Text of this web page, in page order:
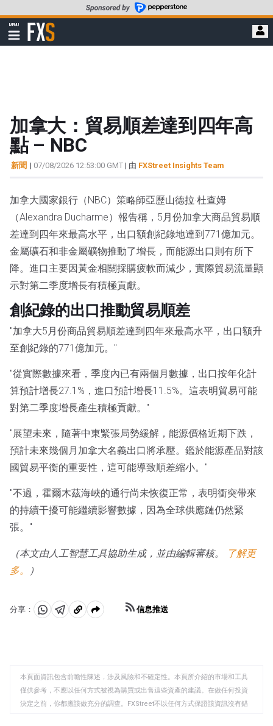
至
要
MENU
顯
示
FXStreet
加拿大：貿易順差達到四年高
點 – NBC
新聞 | 07/08/2026 12:53:00 GMT | 由 FXStreet Insights Team
加拿大國家銀行（NBC）策略師亞歷山德拉·杜查姆
（Alexandra Ducharme）報告稱，5月份加拿大商品貿易順
差達到四年來最高水平，出口額創紀錄地達到771億加元。
金屬礦石和非金屬礦物推動了增長，而能源出口則有所下
降。進口主要因黃金相關採購疲軟而減少，實際貿易流量顯
示對第二季度增長有積極貢獻。
創紀錄的出口推動貿易順差
"加拿大5月份商品貿易順差達到四年來最高水平，出口額升
至創紀錄的771億加元。"
"從實際數據來看，季度內已有兩個月數據，出口按年化計
算預計增長27.1%，進口預計增長11.5%。這表明貿易可能
對第二季度增長產生積極貢獻。"
"展望未來，隨著中東緊張局勢緩解，能源價格近期下跌，
預計未來幾個月加拿大名義出口將承壓。鑑於能源產品對該
國貿易平衡的重要性，這可能導致順差縮小。"
"不過，霍爾木茲海峽的通行尚未恢復正常，表明衝突帶來
的持續干擾可能繼續影響數據，因為全球供應鏈仍然緊
張。"
（本文由人工智慧工具協助生成，並由編輯審核。
了解更
多。
）
分享：
分 分 複
板
信息推送
本頁面資訊包含前瞻性陳述，涉及風險和不確定性。本頁所介紹的市場和工具
僅供參考，不應以任何方式被視為購買或出售這些資產的建議。在做任何投資
決定之前，你都應該做充分的調查。FXStreet不以任何方式保證該資訊沒有錯